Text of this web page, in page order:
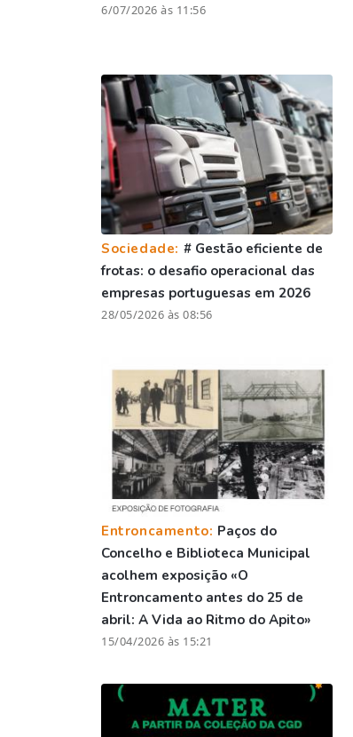
6/07/2026 às 11:56
Sociedade: # Gestão eficiente de
frotas: o desafio operacional das
empresas portuguesas em 2026
28/05/2026 às 08:56
Entroncamento: Paços do
Concelho e Biblioteca Municipal
acolhem exposição «O
Entroncamento antes do 25 de
abril: A Vida ao Ritmo do Apito»
15/04/2026 às 15:21